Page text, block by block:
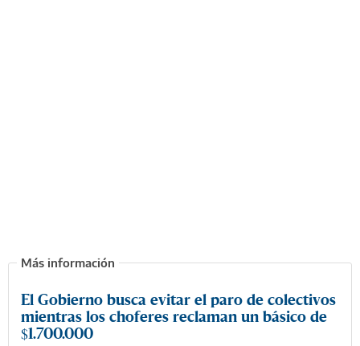
El Gobierno busca evitar el paro de colectivos
mientras los choferes reclaman un básico de
$1.700.000